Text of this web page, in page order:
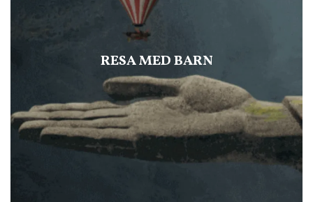
RESA MED BARN